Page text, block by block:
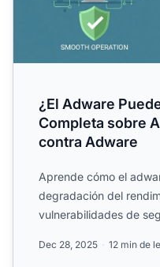
¿El Adware
Completa sobre
contra Adware
Aprende cómo el
degradación del
vulnerabilidades de
Dec 28, 2025 12 min de